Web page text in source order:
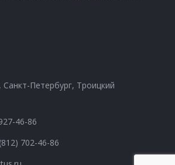
Петербург, Троицкий
46-86
702-46-86